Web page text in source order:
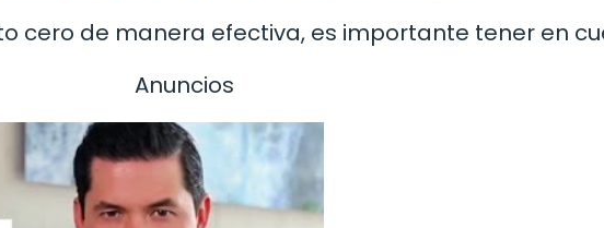
cero de manera efectiva, es importante tener en
Anuncios